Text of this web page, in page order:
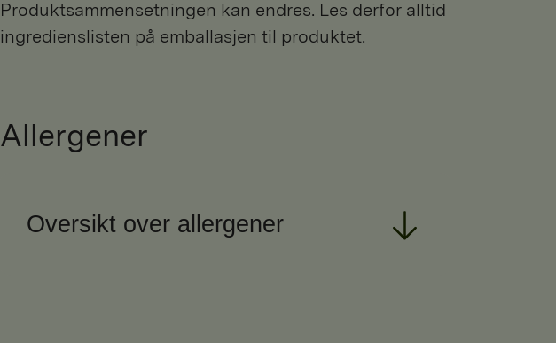
Produktsammensetningen kan endres. Les derfor alltid
ingredienslisten på emballasjen til produktet.
Allergener
Oversikt over allergener